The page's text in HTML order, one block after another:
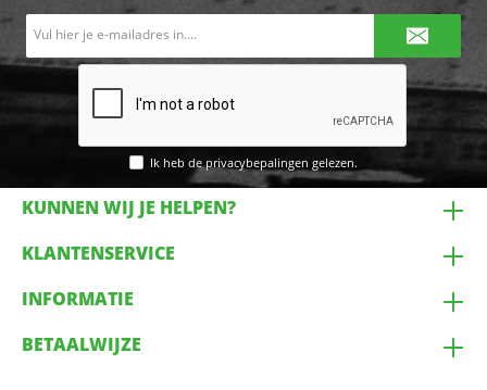
Ik heb deprivacybepalingen gelezen.
KUNNEN WIJ JE HELPEN?
KLANTENSERVICE
INFORMATIE
BETAALWIJZE